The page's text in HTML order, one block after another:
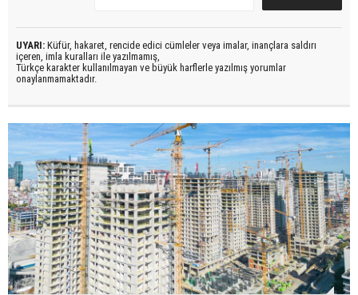
UYARI: Küfür, hakaret, rencide edici cümleler veya imalar, inançlara saldırı
içeren, imla kuralları ile yazılmamış,
Türkçe karakter kullanılmayan ve büyük harflerle yazılmış yorumlar
onaylanmamaktadır.